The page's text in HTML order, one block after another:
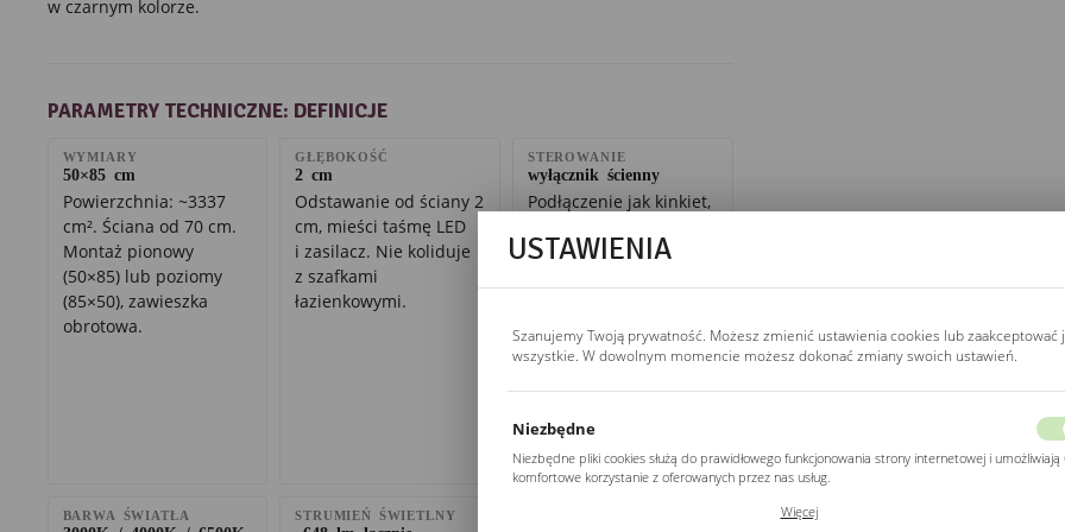
w czarnym kolorze.
PARAMETRY TECHNICZNE: DEFINICJE
WYMIARY
50×85 cm
Powierzchnia: ~3337
cm². Ściana od 70 cm.
Montaż pionowy
(50×85) lub poziomy
(85×50), zawieszka
obrotowa.
GŁĘBOKOŚĆ
2 cm
Odstawanie od ściany 2
cm, mieści taśmę LED
i zasilacz. Nie koliduje
z szafkami
łazienkowymi.
STEROWANIE
wyłącznik ścienny
Podłączenie jak kinkiet,
(L, N, PE) przez
home, sterownik Wi-Fi
(Sonoff Mini, Shelly 1)
wyłącznika.
BARWA ŚWIATŁA STRUMIEŃ ŚWIETLNY
USTAWIENIA
Szanujemy Twoją prywatność. Możesz zmienić ustawienia cookies lub zaakceptować
wszystkie. W dowolnym momencie możesz dokonać zmiany swoich ustawień.
Niezbędne
Niezbędne pliki cookies służą do prawidłowego funkcjonowania strony internetowej i umożliwiają
komfortowe korzystanie z oferowanych przez nas usług.
Twoich ustawień preferencji prywatności, logowania czy wypełniania formularzy. Dzięki plikom
Więcej